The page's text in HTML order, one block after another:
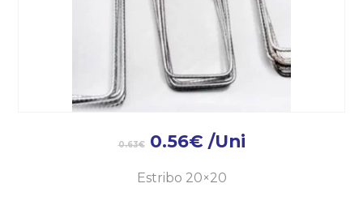
0.63€ 0.56€ /Uni
Estribo 20×20